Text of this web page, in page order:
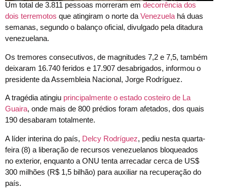
Um total de 3.811 pessoas morreram em decorrência dos
dois terremotos que atingiram o norte da Venezuela há duas
semanas, segundo o balanço oficial, divulgado pela ditadura
venezuelana.
Os tremores consecutivos, de magnitudes 7,2 e 7,5, também
deixaram 16.740 feridos e 17.907 desabrigados, informou o
presidente da Assembleia Nacional, Jorge Rodríguez.
A tragédia atingiu principalmente o estado costeiro de La
Guaira, onde mais de 800 prédios foram afetados, dos quais
190 desabaram totalmente.
A líder interina do país, Delcy Rodríguez, pediu nesta quarta-
feira (8) a liberação de recursos venezuelanos bloqueados
no exterior, enquanto a ONU tenta arrecadar cerca de US$
300 milhões (R$ 1,5 bilhão) para auxiliar na recuperação do
país.